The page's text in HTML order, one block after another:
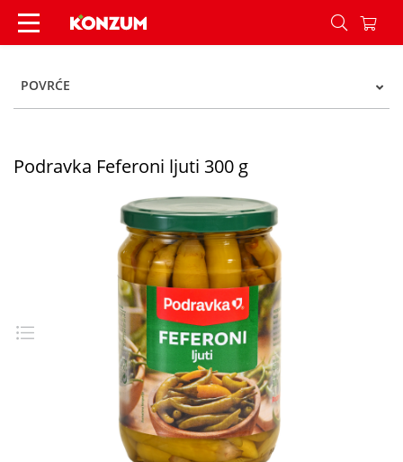
Podravka Feferoni ljuti 300 g - Konzum
POVRĆE
Podravka Feferoni ljuti 300 g